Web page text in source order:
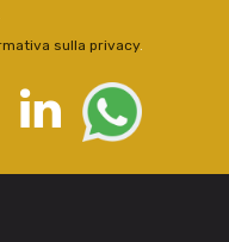
sulla privacy.